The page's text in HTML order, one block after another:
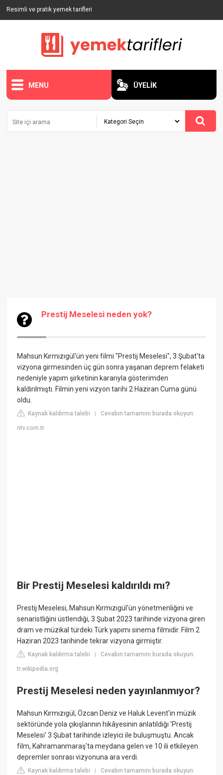
Resimli ve pratik yemek tarifleri
MENU ÜYELİK
Prestij Meselesi neden yok?
Mahsun Kırmızıgül'ün yeni filmi "Prestij Meselesi", 3 Şubat'ta
vizyona girmesinden üç gün sonra yaşanan deprem felaketi
nedeniyle yapım şirketinin kararıyla gösterimden
kaldırılmıştı. Filmin yeni vizyon tarihi 2 Haziran Cuma günü
oldu.
Kaynak kaldırma talebi |Cevabın tamamını burada okuyun:
ntv.com.tr
Bir Prestij Meselesi kaldırıldı mı?
Prestij Meselesi, Mahsun Kırmızıgül'ün yönetmenliğini ve
senaristliğini üstlendiği, 3 Şubat 2023 tarihinde vizyona giren
dram ve müzikal türdeki Türk yapımı sinema filmidir. Film 2
Haziran 2023 tarihinde tekrar vizyona girmiştir.
Kaynak kaldırma talebi |Cevabın tamamını burada okuyun:
tr.wikipedia.org
Prestij Meselesi neden yayınlanmıyor?
Mahsun Kırmızıgül, Özcan Deniz ve Haluk Levent'in müzik
sektöründe yola çıkışlarının hikâyesinin anlatıldığı 'Prestij
Meselesi' 3 Şubat tarihinde izleyici ile buluşmuştu. Ancak
film, Kahramanmaraş'ta meydana gelen ve 10 ili etkileyen
depremler sonrası vizyonuna ara verdi.
Kaynak kaldırma talebi |Cevabın tamamını burada okuyun: